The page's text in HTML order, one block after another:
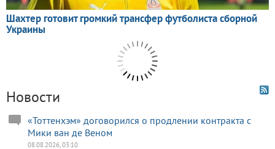
Новости
«Тоттенхэм» договорился о продлении контракта с
Мики ван де Веном
08.08.2026, 03:10